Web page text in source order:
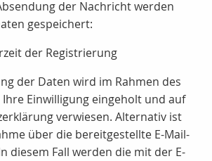
der Nachricht werden
gespeichert:
der Registrierung
der Daten wird im Rahmen des
Einwilligung eingeholt und auf
verwiesen. Alternativ ist
über die bereitgestellte E-Mail-
diesem Fall werden die mit der E-